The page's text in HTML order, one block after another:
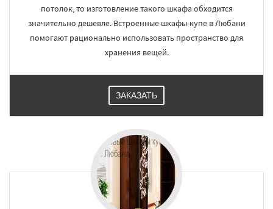
потолок, то изготовление такого шкафа обходится
значительно дешевле. Встроенные шкафы-купе в Любани
помогают рационально использовать пространство для
хранения вещей.
ЗАКАЗАТЬ